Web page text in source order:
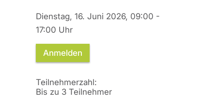
Dienstag, 16. Juni 2026, 09:00 -
17:00 Uhr
Anmelden
Teilnehmerzahl:
Bis zu 3 Teilnehmer